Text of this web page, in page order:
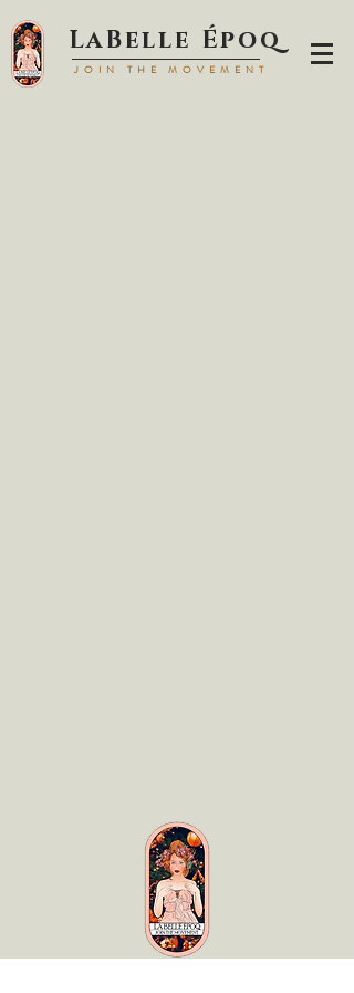
LaBelle Époq
JOIN TH E MOVEMENT